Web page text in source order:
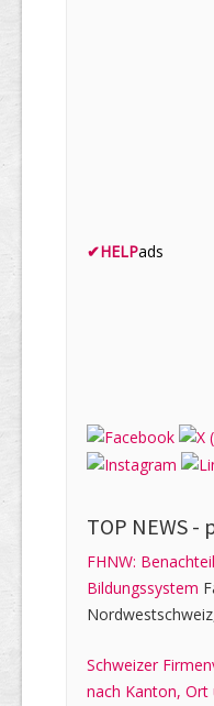
✔HELPads
TOP NEWS -
FHNW:
Bildungssystem
Schweizer
nach Kanton, Ort